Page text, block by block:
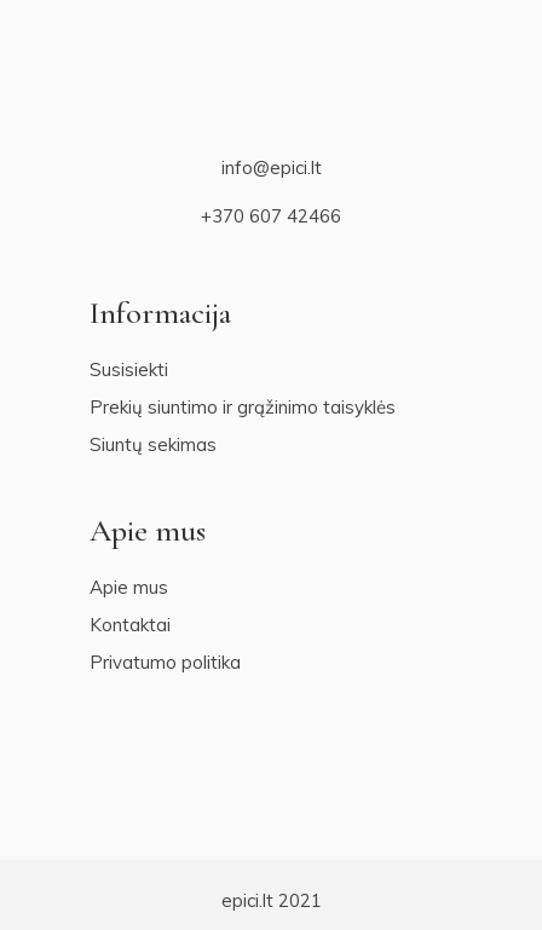
info@epici.lt
+370 607 42466
Informacija
Susisiekti
Prekių siuntimo ir grąžinimo taisyklės
Siuntų sekimas
Apie mus
Apie mus
Kontaktai
Privatumo politika
epici.lt 2021